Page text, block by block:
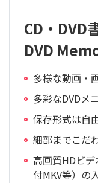
CD・DVD
DVD
多様な動画・
多彩なDVDメ
保存形式は自
細部までこだ
高画質HDビデ
付MKV等）の